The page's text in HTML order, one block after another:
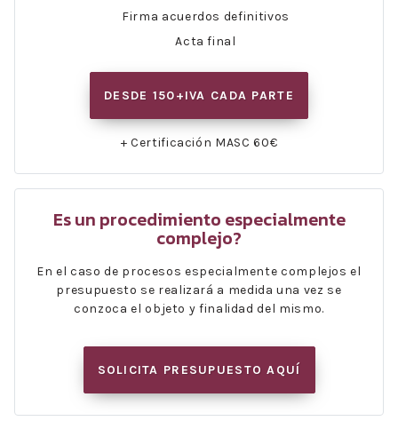
Firma acuerdos definitivos
Acta final
DESDE 150+IVA CADA PARTE
+ Certificación MASC 60€
Es un procedimiento especialmente
complejo?
En el caso de procesos especialmente complejos el
presupuesto se realizará a medida una vez se
conzoca el objeto y finalidad del mismo.
SOLICITA PRESUPUESTO AQUÍ